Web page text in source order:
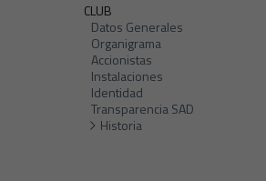
CLUB
Datos Generales
Organigrama
Accionistas
Instalaciones
Identidad
Transparencia SAD
Historia